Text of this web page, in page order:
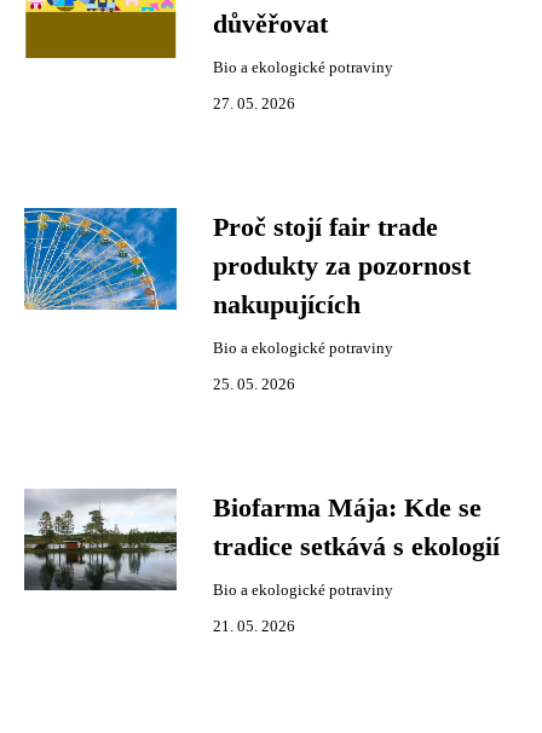
důvěřovat
Bio a ekologické potraviny
27. 05. 2026
Proč stojí fair trade
produkty za pozornost
nakupujících
Bio a ekologické potraviny
25. 05. 2026
Biofarma Mája: Kde se
tradice setkává s ekologií
Bio a ekologické potraviny
21. 05. 2026